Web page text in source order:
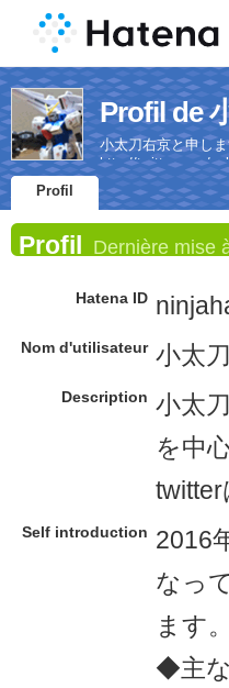
Profil de
小太刀右京と申し
http://twitter.com/
Profil
Profil Dernière mise
Hatena ID
Nom d'utilisateur 小太
Description 小太
を中
twitter
Self introduction 2016
なっ
ます。
◆主な